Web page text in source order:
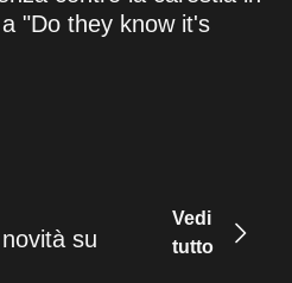
"Do they know it's
su
Vedi
tutto